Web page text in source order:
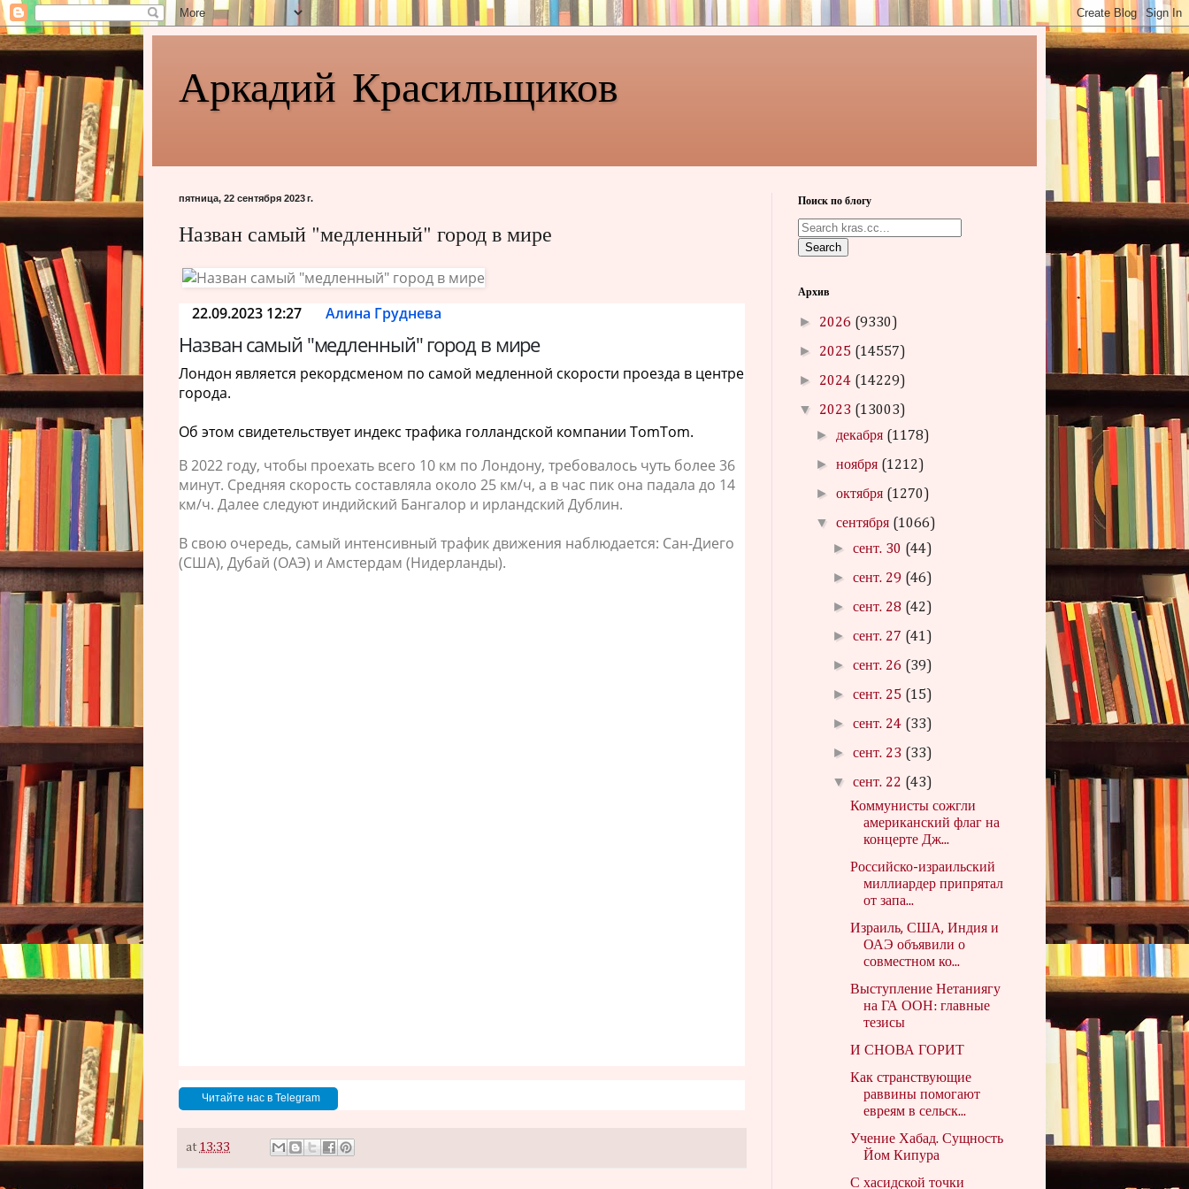
Аркадий Красильщиков
пятница, 22 сентября 2023 г.
Назван самый "медленный" город в мире
22.09.2023 12:27 Алина Груднева
Назван самый "медленный" город в мире
Лондон является рекордсменом по самой медленной скорости проезда в центре
города.
Об этом свидетельствует индекс трафика голландской компании TomTom.
В 2022 году, чтобы проехать всего 10 км по Лондону, требовалось чуть более 36
минут. Средняя скорость составляла около 25 км/ч, а в час пик она падала до 14
км/ч. Далее следуют индийский Бангалор и ирландский Дублин.
В свою очередь, самый интенсивный трафик движения наблюдается: Сан-Диего
(США), Дубай (ОАЭ) и Амстердам (Нидерланды).
Читайте нас в Telegram
at 13:33
Поиск по блогу
Search
Архив
► 2026 (9330)
► 2025 (14557)
► 2024 (14229)
▼ 2023 (13003)
► декабря (1178)
►ноября (1212)
►октября (1270)
▼сентября (1066)
►сент. 30 (44)
►сент. 29 (46)
►сент. 28 (42)
►сент. 27 (41)
►сент. 26 (39)
►сент. 25 (15)
►сент. 24 (33)
►сент. 23 (33)
▼сент. 22 (43)
Коммунисты сожгли
американский флаг на
концерте Дж...
Российско-израильский
миллиардер припрятал
от запа...
Израиль, США, Индия и
ОАЭ объявили о
совместном ко...
Выступление Нетаниягу
на ГА ООН: главные
тезисы
И СНОВА ГОРИТ
Как странствующие
раввины помогают
евреям в сельск...
Учение Хабад. Сущность
Йом Кипура
С хасидской точки